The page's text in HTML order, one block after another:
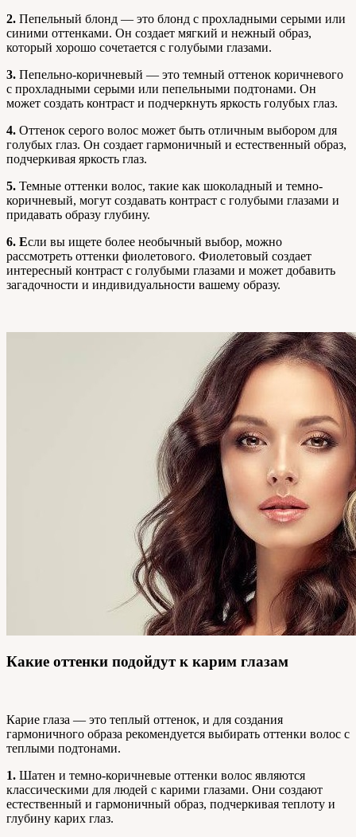
2. Пепельный блонд — это блонд с прохладными серыми или
синими оттенками. Он создает мягкий и нежный образ,
который хорошо сочетается с голубыми глазами.
3. Пепельно-коричневый — это темный оттенок коричневого
с прохладными серыми или пепельными подтонами. Он
может создать контраст и подчеркнуть яркость голубых глаз.
4. Оттенок серого волос может быть отличным выбором для
голубых глаз. Он создает гармоничный и естественный образ,
подчеркивая яркость глаз.
5. Темные оттенки волос, такие как шоколадный и темно-
коричневый, могут создавать контраст с голубыми глазами и
придавать образу глубину.
6. Если вы ищете более необычный выбор, можно
рассмотреть оттенки фиолетового. Фиолетовый создает
интересный контраст с голубыми глазами и может добавить
загадочности и индивидуальности вашему образу.
Какие оттенки подойдут к карим глазам
Карие глаза — это теплый оттенок, и для создания
гармоничного образа рекомендуется выбирать оттенки волос с
теплыми подтонами.
1. Шатен и темно-коричневые оттенки волос являются
классическими для людей с карими глазами. Они создают
естественный и гармоничный образ, подчеркивая теплоту и
глубину карих глаз.